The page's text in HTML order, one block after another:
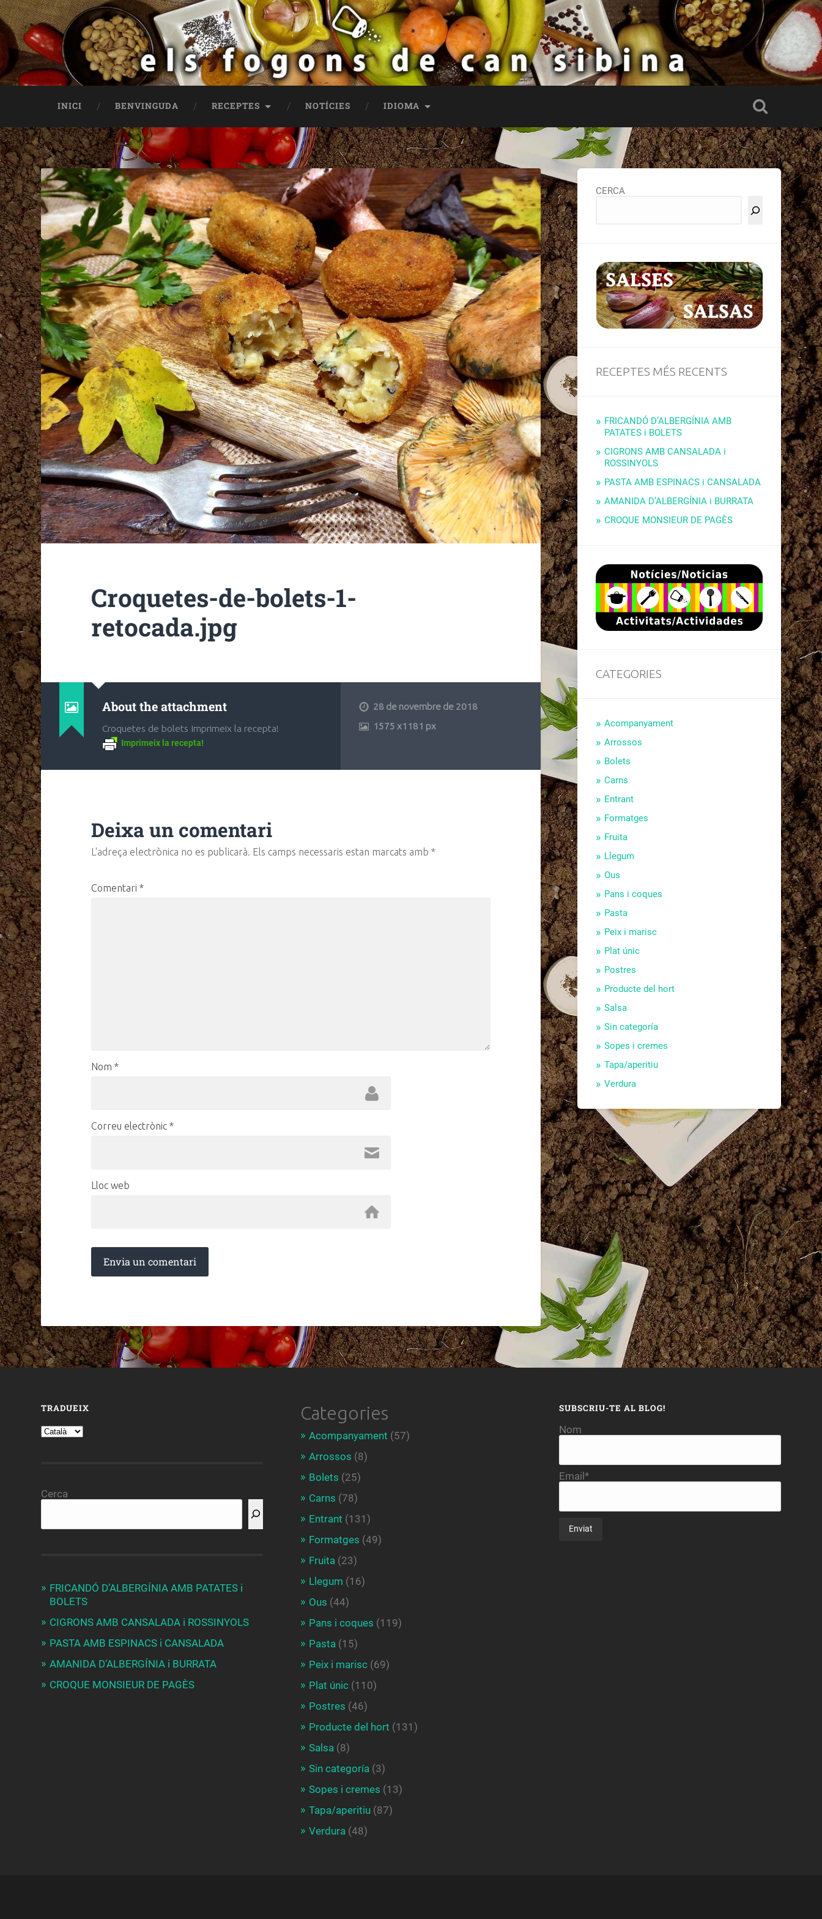
INICI BENVINGUDA RECEPTES NOTÍCIES IDIOMA
Croquetes-de-bolets-1-
retocada.jpg
About the attachment
Croquetes de bolets Imprimeix la recepta!
Imprimeix la recepta!
28 de novembre de 2018
1575x1181 px
Deixa un comentari
L'adreça electrònica no es publicarà. Els camps necessaris estan marcats amb *
Comentari *
Nom *
Correu electrònic *
Lloc web
CERCA
RECEPTES MÉS RECENTS
FRICANDÓ D’ALBERGÍNIA AMB
PATATES i BOLETS
CIGRONS AMB CANSALADA i
ROSSINYOLS
PASTA AMB ESPINACS i CANSALADA
AMANIDA D’ALBERGÍNIA i BURRATA
CROQUE MONSIEUR DE PAGÈS
CATEGORIES
Acompanyament
Arrossos
Bolets
Carns
Entrant
Formatges
Fruita
Llegum
Ous
Pans i coques
Pasta
Peix i marisc
Plat únic
Postres
Producte del hort
Salsa
Sin categoría
Sopes i cremes
Tapa/aperitiu
Verdura
TRADUEIX
Cerca
FRICANDÓ D’ALBERGÍNIA AMB PATATES i
BOLETS
CIGRONS AMB CANSALADA i ROSSINYOLS
PASTA AMB ESPINACS i CANSALADA
AMANIDA D’ALBERGÍNIA i BURRATA
CROQUE MONSIEUR DE PAGÈS
Categories
Acompanyament (57)
Arrossos (8)
Bolets (25)
Carns (78)
Entrant (131)
Formatges (49)
Fruita (23)
Llegum (16)
Ous (44)
Pans i coques (119)
Pasta (15)
Peix i marisc(69)
Plat únic(110)
Postres (46)
Producte del hort (131)
Salsa (8)
Sin categoría (3)
Sopes i cremes (13)
Tapa/aperitiu(87)
Verdura (48)
SUBSCRIU-TE AL BLOG!
Nom
Email*